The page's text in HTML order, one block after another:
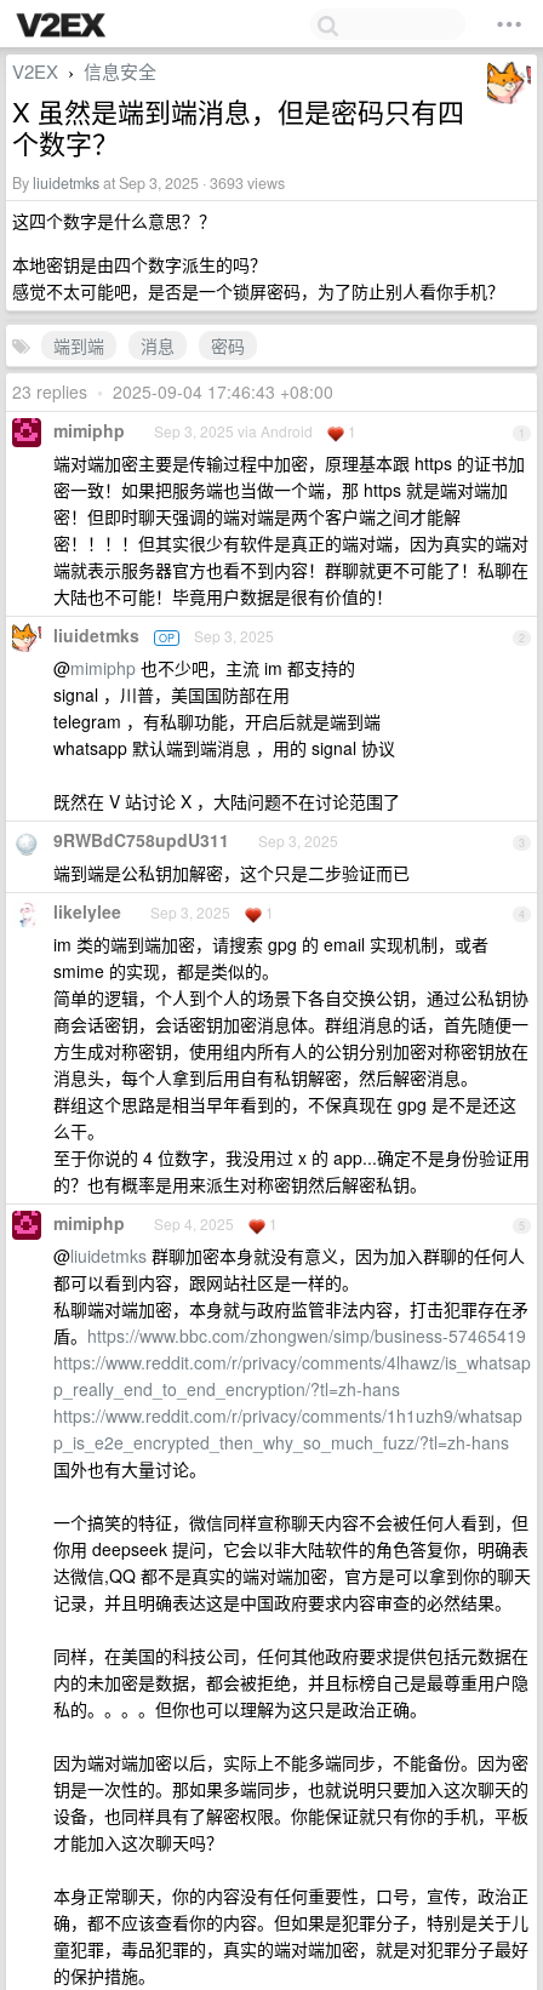
V2EX › 信息安全
X 虽然是端到端消息，但是密码只有四
个数字？
By liuidetmksat Sep 3, 2025 · 3693 views
这四个数字是什么意思？？
本地密钥是由四个数字派生的吗？
感觉不太可能吧，是否是一个锁屏密码，为了防止别人看你手机？
端到端 消息
密码
23 replies • 2025-09-04 17:46:43 +08:00
1
mimiphp Sep 3, 2025 via Android 1
端对端加密主要是传输过程中加密，原理基本跟 https 的证书加
密一致！如果把服务端也当做一个端，那 https 就是端对端加
密！但即时聊天强调的端对端是两个客户端之间才能解
密！！！！但其实很少有软件是真正的端对端，因为真实的端对
端就表示服务器官方也看不到内容！群聊就更不可能了！私聊在
大陆也不可能！毕竟用户数据是很有价值的！
2
liuidetmks OP Sep 3, 2025
@mimiphp 也不少吧，主流 im 都支持的
signal ，川普，美国国防部在用
telegram ，有私聊功能，开启后就是端到端
whatsapp 默认端到端消息 ，用的 signal 协议
既然在 V 站讨论 X ，大陆问题不在讨论范围了
3
9RWBdC758updU311 Sep 3, 2025
端到端是公私钥加解密，这个只是二步验证而已
4
likelylee Sep 3, 2025 1
im 类的端到端加密，请搜索 gpg 的 email 实现机制，或者
smime 的实现，都是类似的。
简单的逻辑，个人到个人的场景下各自交换公钥，通过公私钥协
商会话密钥，会话密钥加密消息体。群组消息的话，首先随便一
方生成对称密钥，使用组内所有人的公钥分别加密对称密钥放在
消息头，每个人拿到后用自有私钥解密，然后解密消息。
群组这个思路是相当早年看到的，不保真现在 gpg 是不是还这
么干。
至于你说的 4 位数字，我没用过 x 的 app...确定不是身份验证用
的？也有概率是用来派生对称密钥然后解密私钥。
5
mimiphp Sep 4, 2025 1
@liuidetmks 群聊加密本身就没有意义，因为加入群聊的任何人
都可以看到内容，跟网站社区是一样的。
私聊端对端加密，本身就与政府监管非法内容，打击犯罪存在矛
盾。 https://www.bbc.com/zhongwen/simp/business-57465419
https://www.reddit.com/r/privacy/comments/4lhawz/is_whatsap
p_really_end_to_end_encryption/?tl=zh-hans
https://www.reddit.com/r/privacy/comments/1h1uzh9/whatsap
p_is_e2e_encrypted_then_why_so_much_fuzz/?tl=zh-hans
国外也有大量讨论。
一个搞笑的特征，微信同样宣称聊天内容不会被任何人看到，但
你用 deepseek 提问，它会以非大陆软件的角色答复你，明确表
达微信,QQ 都不是真实的端对端加密，官方是可以拿到你的聊天
记录，并且明确表达这是中国政府要求内容审查的必然结果。
同样，在美国的科技公司，任何其他政府要求提供包括元数据在
内的未加密是数据，都会被拒绝，并且标榜自己是最尊重用户隐
私的。。。。但你也可以理解为这只是政治正确。
因为端对端加密以后，实际上不能多端同步，不能备份。因为密
钥是一次性的。那如果多端同步，也就说明只要加入这次聊天的
设备，也同样具有了解密权限。你能保证就只有你的手机，平板
才能加入这次聊天吗？
本身正常聊天，你的内容没有任何重要性，口号，宣传，政治正
确，都不应该查看你的内容。但如果是犯罪分子，特别是关于儿
童犯罪，毒品犯罪的，真实的端对端加密，就是对犯罪分子最好
的保护措施。